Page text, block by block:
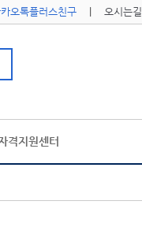
오톡플러스친구 오시는길
격지원센터